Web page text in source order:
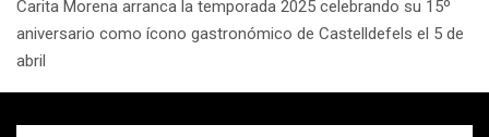
Carita Morena arranca la temporada 2025 celebrando su 15º
aniversario como ícono gastronómico de Castelldefels el 5 de
abril